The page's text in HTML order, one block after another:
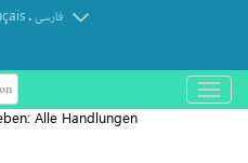
.فارسی
باز
و
Alle Handlungen